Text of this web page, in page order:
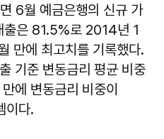
6월 예금은행의 신규 가
출은 81.5%로 2014년 1
만에 최고치를 기록했다.
기준 변동금리 평균 비중
에 변동금리 비중이
이다.